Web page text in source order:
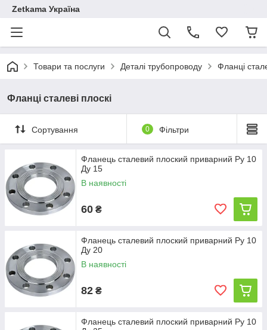
Zetkama Україна
Товари та послуги Деталі трубопроводу Фланці
Фланці сталеві плоскі
Сортування 0 Фільтри
Фланець сталевий плоский приварний Ру 10
Ду 15
В наявності
60 ₴
Фланець сталевий плоский приварний Ру 10
Ду 20
В наявності
82 ₴
Фланець сталевий плоский приварний Ру 10